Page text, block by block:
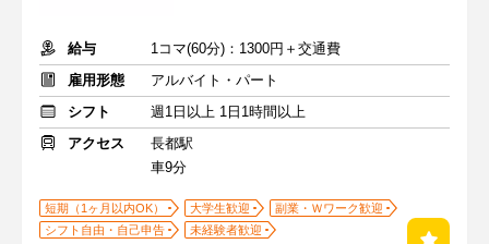
給与
1コマ(60分)：1300円＋交通費
雇用形態
アルバイト・パート
シフト
週1日以上 1日1時間以上
アクセス
長都駅
車9分
短期（1ヶ月以内OK） 大学生歓迎
副業・Ｗワーク歓迎
シフト自由・自己申告
未経験者歓迎